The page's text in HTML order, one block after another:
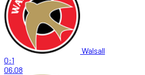
Walsall
0:1
06.08